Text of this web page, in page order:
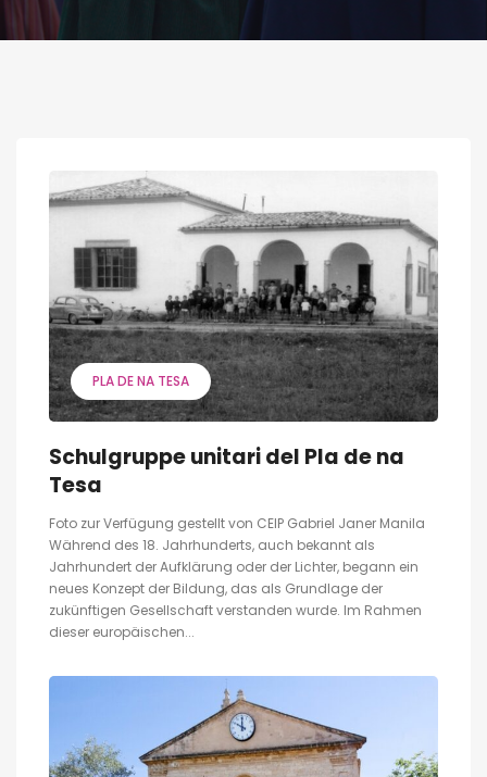
PLA DE NA TESA
Schulgruppe unitari del Pla de na
Tesa
Foto zur Verfügung gestellt von CEIP Gabriel Janer Manila
Während des 18. Jahrhunderts, auch bekannt als
Jahrhundert der Aufklärung oder der Lichter, begann ein
neues Konzept der Bildung, das als Grundlage der
zukünftigen Gesellschaft verstanden wurde. Im Rahmen
dieser europäischen...